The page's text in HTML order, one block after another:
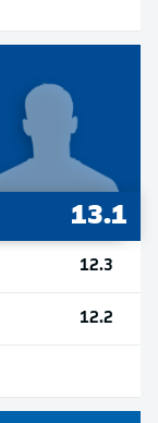
13.1
12.3
12.2